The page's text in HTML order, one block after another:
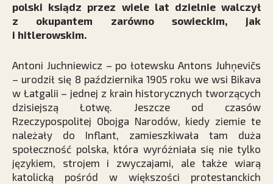
polski ksiądz przez wiele lat dzielnie walczył
z okupantem zarówno sowieckim, jak
i hitlerowskim.
Antoni Juchniewicz – po łotewsku Antons Juhņevičs
– urodził się 8 października 1905 roku we wsi Bikava
w Łatgalii – jednej z krain historycznych tworzących
dzisiejszą Łotwę. Jeszcze od czasów
Rzeczypospolitej Obojga Narodów, kiedy ziemie te
należały do Inflant, zamieszkiwała tam duża
społeczność polska, która wyróżniała się nie tylko
językiem, strojem i zwyczajami, ale także wiarą
katolicką pośród w większości protestanckich